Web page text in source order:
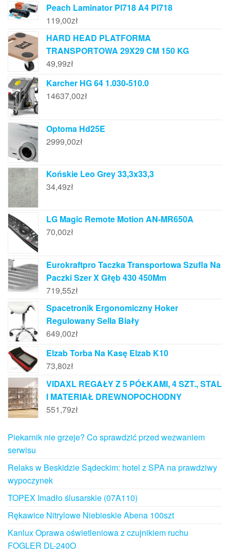
Peach Laminator Pl718 A4 Pl718
119,00zł
HARD HEAD PLATFORMA
TRANSPORTOWA 29X29 CM 150 KG
49,99zł
Karcher HG 64 1.030-510.0
14637,00zł
Optoma Hd25E
2999,00zł
Końskie Leo Grey 33,3x33,3
34,49zł
LG Magic Remote Motion AN-MR650A
70,00zł
Eurokraftpro Taczka Transportowa Szufla Na
Paczki Szer X Głęb 430 450Mm
719,55zł
Spacetronik Ergonomiczny Hoker
Regulowany Sella Biały
649,00zł
Elzab Torba Na Kasę Elzab K10
73,80zł
VIDAXL REGAŁY Z 5 PÓŁKAMI, 4 SZT., STAL
I MATERIAŁ DREWNOPOCHODNY
551,79zł
Piekarnik nie grzeje? Co sprawdzić przed wezwaniem
serwisu
Relaks w Beskidzie Sądeckim: hotel z SPA na prawdziwy
wypoczynek
TOPEX Imadło ślusarskie (07A110)
Rękawice Nitrylowe Niebieskie Abena 100szt
Kanlux Oprawa oświetleniowa z czujnikiem ruchu
FOGLER DL-240O